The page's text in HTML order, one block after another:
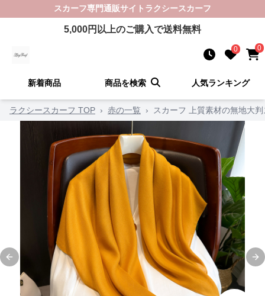
スカーフ専門通販サイト ラクシースカーフ
5,000円以上のご購入で送料無料
0 0
新着商品 商品を検索 人気ランキング
ラクシースカーフ TOP › 赤の一覧 › スカーフ 上質素材の無地大
Previous slide